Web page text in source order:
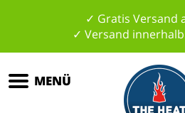
✓ Gratis Versand
✓ Versand
MENÜ